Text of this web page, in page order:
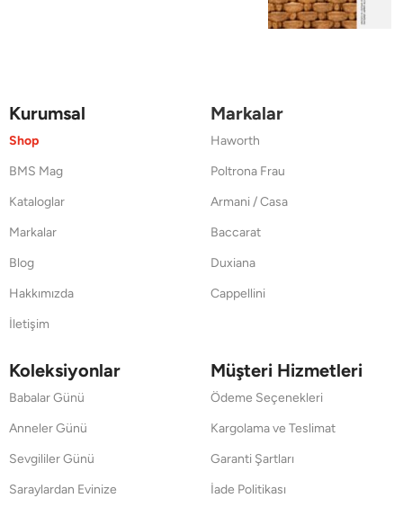
Kurumsal
Shop
BMS Mag
Kataloglar
Markalar
Blog
Hakkımızda
İletişim
Markalar
Haworth
Poltrona Frau
Armani / Casa
Baccarat
Duxiana
Cappellini
Koleksiyonlar
Babalar Günü
Anneler Günü
Sevgililer Günü
Saraylardan Evinize
Müşteri Hizmetleri
Ödeme Seçenekleri
Kargolama ve Teslimat
Garanti Şartları
İade Politikası